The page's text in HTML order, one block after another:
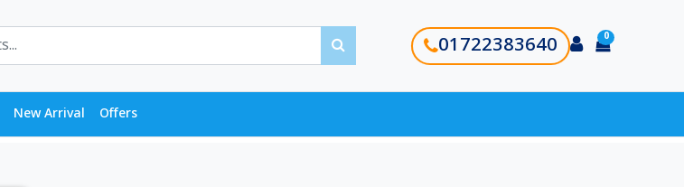
01722383640 Login
0items in
New Arrival Offers